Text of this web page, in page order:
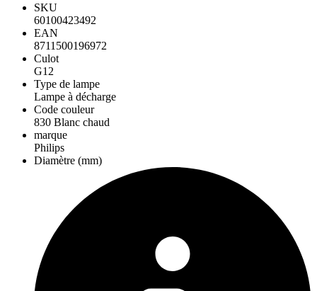
SKU
60100423492
EAN
8711500196972
Culot
G12
Type de lampe
Lampe à décharge
Code couleur
830 Blanc chaud
marque
Philips
Diamètre (mm)